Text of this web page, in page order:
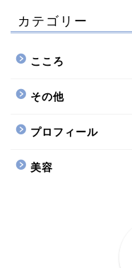
カテゴリー
こころ
その他
プロフィール
美容